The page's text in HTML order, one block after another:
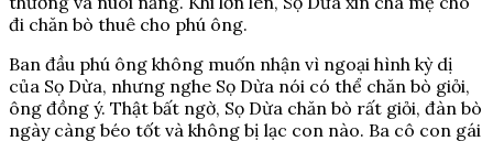
đi chăn bò thuê cho phú ông.
Ban đầu phú ông không muốn nhận vì ngoại hình kỳ dị
của Sọ Dừa, nhưng nghe Sọ Dừa nói có thể chăn bò giỏi,
ông đồng ý. Thật bất ngờ, Sọ Dừa chăn bò rất giỏi, đàn bò
ngày càng béo tốt và không bị lạc con nào. Ba cô con gái